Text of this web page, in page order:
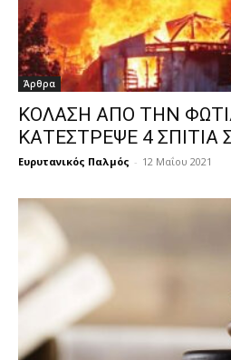
Άρθρα
ΚΟΛΑΣΗ ΑΠΟ ΤΗΝ
ΚΑΤΕΣΤΡΕΨΕ 4
Ευρυτανικός Παλμός - 12 Μαΐου 2021